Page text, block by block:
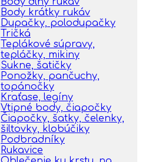
Body krátky rukáv
Dupačky, polodupačky
Tričká
Teplákové súpravy,
tepláčky, mikiny
Sukne, šatičky
Ponožky, pančuchy,
topánočky
Kraťase, legíny
Vtipné body, čiapočky
Čiapočky, šatky, čelenky,
šiltovky, klobúčiky
Podbradníky
Rukavice